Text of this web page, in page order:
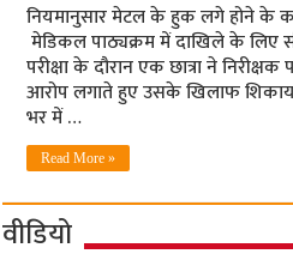
नियमानुसार मेटल के हुक लगे होने के
मेडिकल पाठ्यक्रम में दाखिले के लिए
परीक्षा के दौरान एक छात्रा ने
आरोप लगाते हुए उसके खिलाफ
भर में …
Read More »
वीडियो